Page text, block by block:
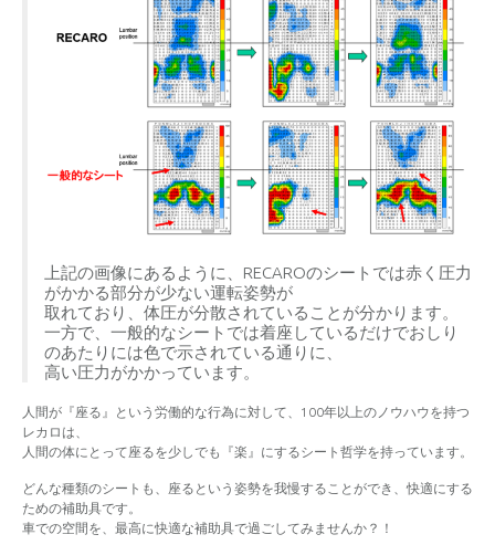
上記の画像にあるように、RECAROのシートでは赤く圧力
がかかる部分が少ない運転姿勢が
取れており、体圧が分散されていることが分かります。
一方で、一般的なシートでは着座しているだけでおしり
のあたりには色で示されている通りに、
高い圧力がかかっています。
人間が『座る』という労働的な行為に対して、100年以上のノウハウを持つ
レカロは、
人間の体にとって座るを少しでも『楽』にするシート哲学を持っています。
どんな種類のシートも、座るという姿勢を我慢することができ、快適にする
ための補助具です。
車での空間を、最高に快適な補助具で過ごしてみませんか？！